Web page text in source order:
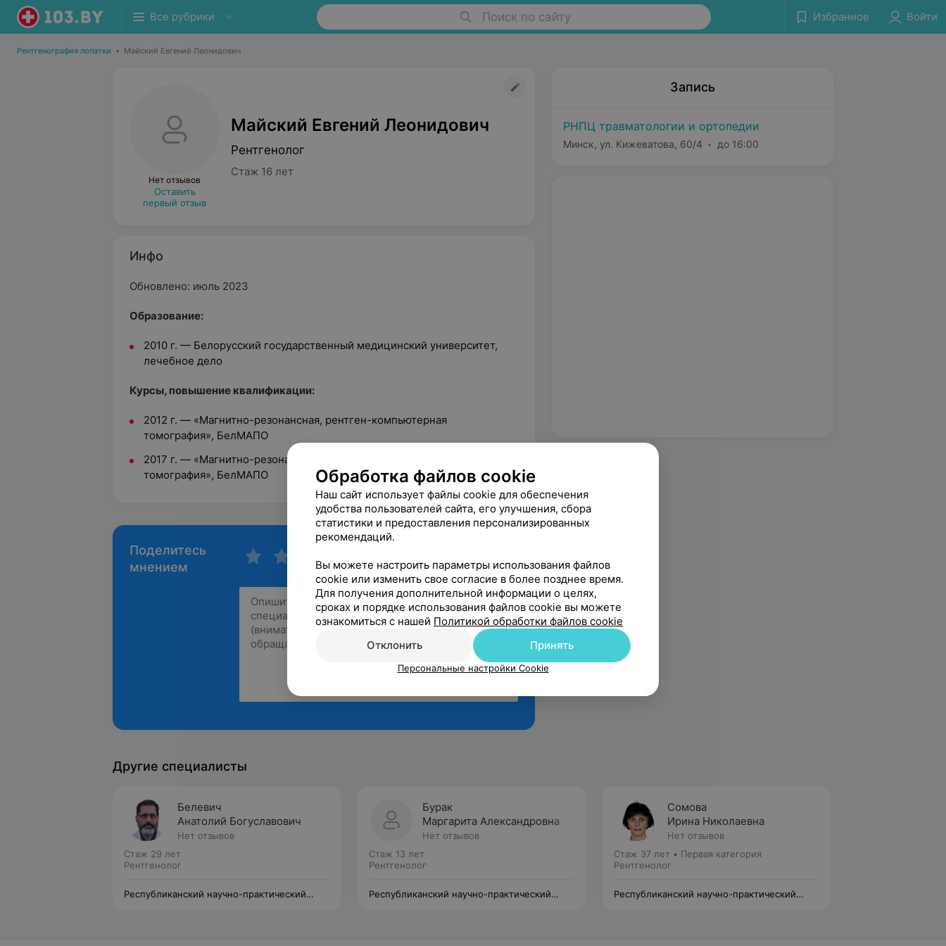
Все рубрики Поиск по сайту Избранное Войти
Рентгенография лопатки • Майский Евгений Леонидович
Нет отзывов
Оставить
первый отзыв
Майский Евгений Леонидович
Рентгенолог
Стаж 16 лет
Инфо
Обновлено: июль 2023
Oбразование:
2010 г. — Белорусский государственный медицинский университет,
лечебное дело
Курсы, повышение квалификации:
2012 г. — «Магнитно-резонансная, рентген-компьютерная
томография», БелМАПО
2017 г. — «Магнитно-резонансная, рентген-компьютерная
томография», БелМАПО
Поделитесь
мнением
Запись
РНПЦ травматологии и ортопедии
Минск, ул. Кижеватова, 60/4 до 16:00
Другие специалисты
Белевич
Анатолий Богуславович
Нет отзывов
Стаж 29 лет
Рентгенолог
Республиканский научно-практический
Бурак
Маргарита Александровна
Нет отзывов
Стаж 13 лет
Рентгенолог
Республиканский научно-практический
Сомова
Ирина Николаевна
Нет отзывов
Стаж 37 лет • Первая категория
Рентгенолог
Республиканский научно-практический
Обработка файлов cookie
Наш сайт использует файлы cookie для обеспечения
удобства пользователей сайта, его улучшения, сбора
статистики и предоставления персонализированных
рекомендаций.
Вы можете настроить параметры использования файлов
cookie или изменить свое согласие в более позднее время.
Для получения дополнительной информации о целях,
сроках и порядке использования файлов cookie вы можете
ознакомиться с нашей Политикой обработки файлов cookie
Отклонить
Принять
Персональные настройки Cookie